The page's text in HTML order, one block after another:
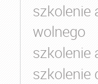
szkolenie
wolnego
szkolenie
szkolenie